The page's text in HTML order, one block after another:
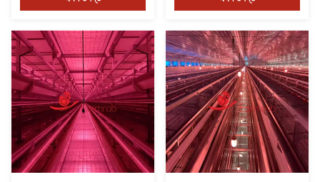
land resources and reducing
systems significantly increase
stocking density while optimizing
limited space usage and ...
developed an innovative solution
farming demands. As one of the
top three companies in China,
Farmrob has earned client trust ...